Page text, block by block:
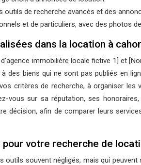
outils de recherche avancés et des
et de particuliers, avec des photos
dans la location à
immobilière locale fictive 1] et
des biens qui ne sont pas publiés en
critères de recherche, à organiser
vous sur sa réputation, ses
décision, afin de comparer leurs
votre recherche de
souvent négligés, mais qui